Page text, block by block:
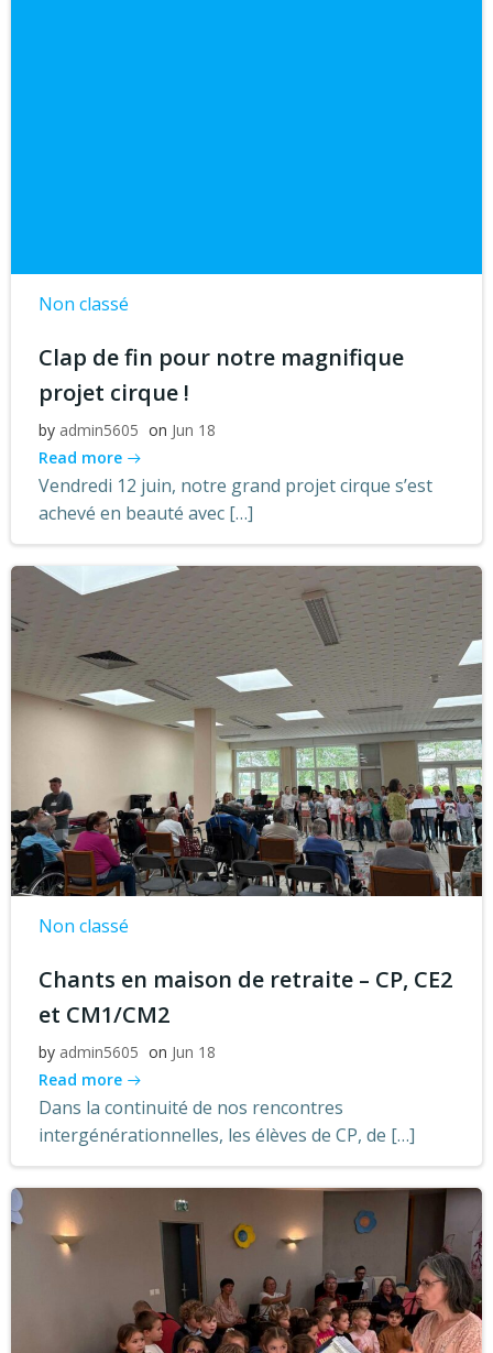
Non classé
Clap de fin pour notre magnifique
projet cirque !
by admin5605 on Jun 18
Read more
Vendredi 12 juin, notre grand projet cirque s’est
achevé en beauté avec […]
Non classé
Chants en maison de retraite – CP, CE2
et CM1/CM2
by admin5605 on Jun 18
Read more
Dans la continuité de nos rencontres
intergénérationnelles, les élèves de CP, de […]